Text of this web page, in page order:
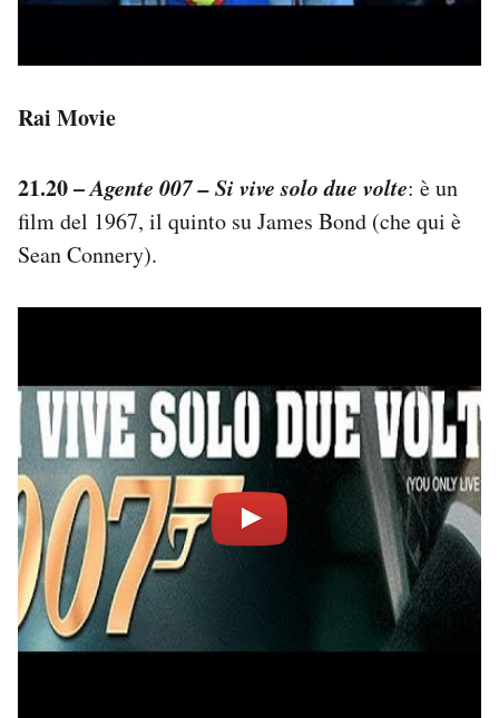
Rai Movie
21.20 –Agente 007 – Si vive solo due volte: è un
film del 1967, il quinto su James Bond (che qui è
Sean Connery).